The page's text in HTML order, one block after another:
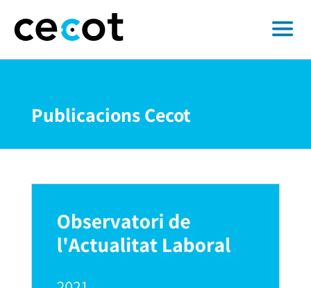
Publicacions Cecot